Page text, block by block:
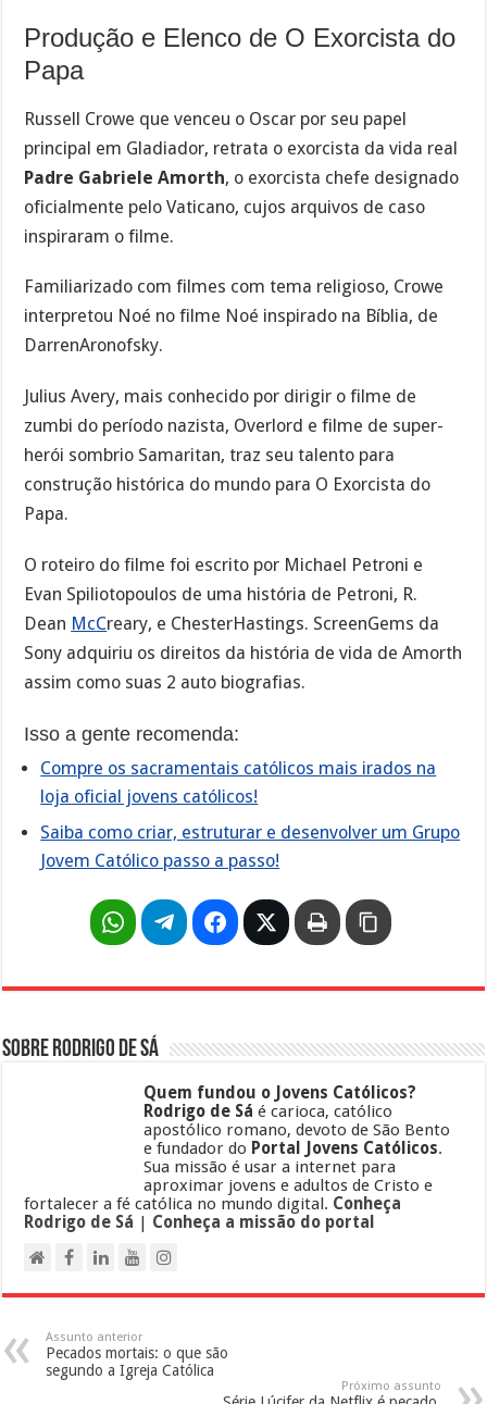
Produção e Elenco de O Exorcista do
Papa
Russell Crowe que venceu o Oscar por seu papel
principal em Gladiador, retrata o exorcista da vida real
Padre Gabriele Amorth, o exorcista chefe designado
oficialmente pelo Vaticano, cujos arquivos de caso
inspiraram o filme.
Familiarizado com filmes com tema religioso, Crowe
interpretou Noé no filme Noé inspirado na Bíblia, de
DarrenAronofsky.
Julius Avery, mais conhecido por dirigir o filme de
zumbi do período nazista, Overlord e filme de super-
herói sombrio Samaritan, traz seu talento para
construção histórica do mundo para O Exorcista do
Papa.
O roteiro do filme foi escrito por Michael Petroni e
Evan Spiliotopoulos de uma história de Petroni, R.
Dean McCreary, e ChesterHastings. ScreenGems da
Sony adquiriu os direitos da história de vida de Amorth
assim como suas 2 auto biografias.
Isso a gente recomenda:
Compre os sacramentais católicos mais irados na
loja oficial jovens católicos!
Saiba como criar, estruturar e desenvolver um Grupo
Jovem Católico passo a passo!
Sobre Rodrigo de Sá
Quem fundou o Jovens Católicos?
Rodrigo de Sá é carioca, católico
apostólico romano, devoto de São Bento
e fundador do Portal Jovens Católicos.
Sua missão é usar a internet para
aproximar jovens e adultos de Cristo e
fortalecer a fé católica no mundo digital. Conheça
Rodrigo de Sá | Conheça a missão do portal
Assunto anterior
Pecados mortais: o que são
segundo a Igreja Católica
Próximo assunto